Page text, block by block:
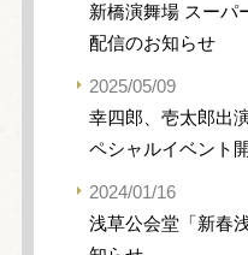
新橋演舞場 スーパ
配信のお知らせ
2025/05/09
幸四郎、壱太郎出
ペシャルイベント
2024/01/16
浅草公会堂「新春